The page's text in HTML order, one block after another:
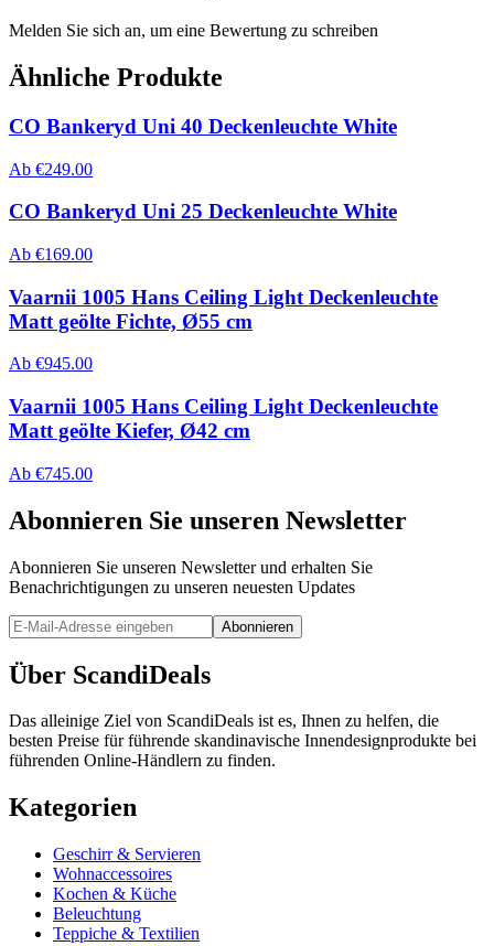
Melden Sie sich an, um eine Bewertung zu schreiben
Ähnliche Produkte
CO Bankeryd Uni 40 Deckenleuchte White
Ab €249.00
CO Bankeryd Uni 25 Deckenleuchte White
Ab €169.00
Vaarnii 1005 Hans Ceiling Light Deckenleuchte
Matt geölte Fichte, Ø55 cm
Ab €945.00
Vaarnii 1005 Hans Ceiling Light Deckenleuchte
Matt geölte Kiefer, Ø42 cm
Ab €745.00
Abonnieren Sie unseren Newsletter
Abonnieren Sie unseren Newsletter und erhalten Sie
Benachrichtigungen zu unseren neuesten Updates
Abonnieren
Über ScandiDeals
Das alleinige Ziel von ScandiDeals ist es, Ihnen zu helfen, die
besten Preise für führende skandinavische Innendesignprodukte bei
führenden Online-Händlern zu finden.
Kategorien
Geschirr & Servieren
Wohnaccessoires
Kochen & Küche
Beleuchtung
Teppiche & Textilien